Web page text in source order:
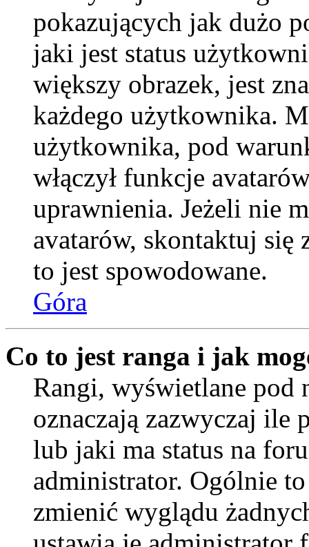
pokazujących jak dużo
jaki jest status
większy obrazek, jest
każdego użytkownika.
użytkownika, pod
włączył funkcje
uprawnienia. Jeżeli nie
avatarów, skontaktuj się
to jest spowodowane.
Góra
Co to jest ranga i jak
Rangi, wyświetlane
oznaczają zazwyczaj ile
lub jaki ma status na
administrator. Ogólnie
zmienić wyglądu